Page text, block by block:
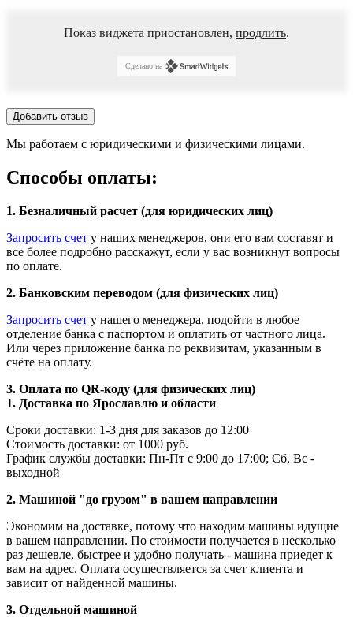
Показ виджета приостановлен, продлить.
Сделано на
Добавить отзыв
Мы работаем с юридическими и физическими лицами.
Способы оплаты:
1. Безналичный расчет (для юридических лиц)
Запросить счет у наших менеджеров, они его вам составят и
все более подробно расскажут, если у вас возникнут вопросы
по оплате.
2. Банковским переводом (для физических лиц)
Запросить счет у нашего менеджера, подойти в любое
отделение банка с паспортом и оплатить от частного лица.
Или через приложение банка по реквизитам, указанным в
счёте на оплату.
3. Оплата по QR-коду (для физических лиц)
1. Доставка по Ярославлю и области
Сроки доставки: 1-3 дня для заказов до 12:00
Стоимость доставки: от 1000 руб.
График службы доставки: Пн-Пт с 9:00 до 17:00; Сб, Вс -
выходной
2. Машиной "до грузом" в вашем направлении
Экономим на доставке, потому что находим машины идущие
в вашем направлении. По стоимости получается в несколько
раз дешевле, быстрее и удобно получать - машина приедет к
вам на адрес. Оплата осуществляется за счет клиента и
зависит от найденной машины.
3. Отдельной машиной